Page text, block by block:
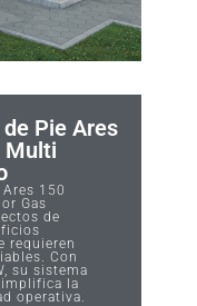
Pie Ares
Multi
150
Gas
de
requieren
Con
su sistema
la
operativa.